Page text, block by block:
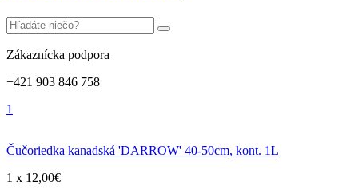
Zákaznícka podpora
+421 903 846 758
1
Čučoriedka kanadská 'DARROW' 40-50cm, kont. 1L
1 x 12,00€